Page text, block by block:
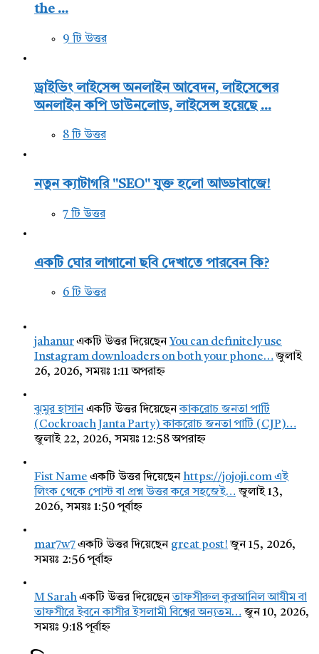
the ...
9 টি উত্তর
ড্রাইভিং লাইসেন্স অনলাইন আবেদন, লাইসেন্সের
অনলাইন কপি ডাউনলোড, লাইসেন্স হয়েছে ...
8 টি উত্তর
নতুন ক্যাটাগরি "SEO" যুক্ত হলো আড্ডাবাজে!
7 টি উত্তর
একটি ঘোর লাগানো ছবি দেখাতে পারবেন কি?
6 টি উত্তর
jahanurএকটি উত্তর দিয়েছেন You can definitely use
Instagram downloaders on both your phone… জুলাই
26, 2026, সময়ঃ 1:11 অপরাহ্ন
ঝুমুর হাসানএকটি উত্তর দিয়েছেনকাকরোচ জনতা পার্টি
(Cockroach Janta Party) কাকরোচ জনতা পার্টি (CJP)…
জুলাই 22, 2026, সময়ঃ 12:58 অপরাহ্ন
Fist Name একটি উত্তর দিয়েছেন https://jojoji.com এই
লিংক থেকে পোস্ট বা প্রশ্ন উত্তর করে সহজেই… জুলাই 13,
2026, সময়ঃ 1:50 পূর্বাহ্ন
mar7w7একটি উত্তর দিয়েছেন great post! জুন 15, 2026,
সময়ঃ 2:56 পূর্বাহ্ন
M Sarahএকটি উত্তর দিয়েছেনতাফসীরুল কুরআনিল আযীম বা
তাফসীরে ইবনে কাসীর ইসলামী বিশ্বের অন্যতম… জুন 10, 2026,
সময়ঃ 9:18 পূর্বাহ্ন